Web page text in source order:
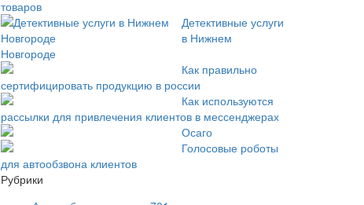
товаров
Детективные услуги
в Нижнем
Новгороде
Как правильно
сертифицировать продукцию в россии
Как используются
рассылки для привлечения клиентов в мессенджерах
Осаго
Голосовые роботы
для автообзвона клиентов
Рубрики